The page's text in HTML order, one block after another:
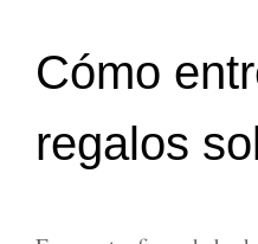
Cómo
regalos